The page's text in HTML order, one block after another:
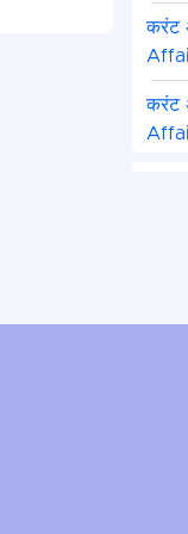
करंट
करंट